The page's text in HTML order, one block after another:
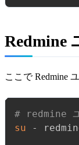
Redmine
ここで Redmine
# redmine ユ
su -